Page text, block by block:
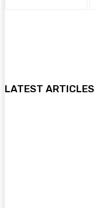
LATEST ARTICLES